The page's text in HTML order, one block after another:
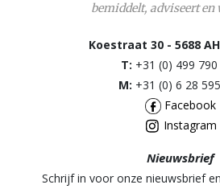
bemiddelt, adviseert en
Koestraat 30 - 5688
T: +31 (0) 499 790
M: +31 (0) 6 28
Facebook
Instagram
Nieuwsbrief
Schrijf in voor onze nieuwsbrief